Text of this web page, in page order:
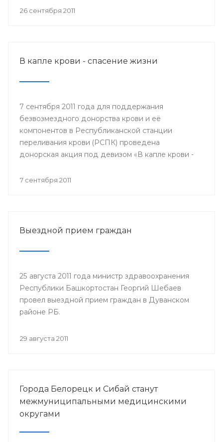
мобильном пункте заготовки крови донором мог
26 сентября 2011
В капле крови - спасение жизни
7 сентября 2011 года для поддержания
безвозмездного донорства крови и её
компонентов в Республиканской станции
переливания крови (РСПК) проведена
донорская акция под девизом «В капле крови -
7 сентября 2011
Выездной прием граждан
25 августа 2011 года министр здравоохранения
Республики Башкортостан Георгий Шебаев
провел выездной прием граждан в Дуванском
районе РБ.
29 августа 2011
Города Белорецк и Сибай станут
межмуниципальными медицинскими
округами